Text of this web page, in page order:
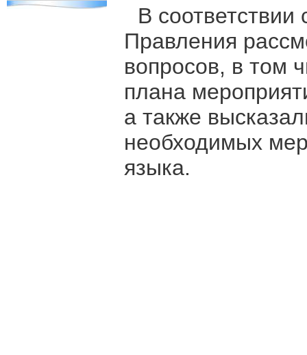
В соответствии
Правления
вопросов, в том
плана
а также
необходимых
языка.